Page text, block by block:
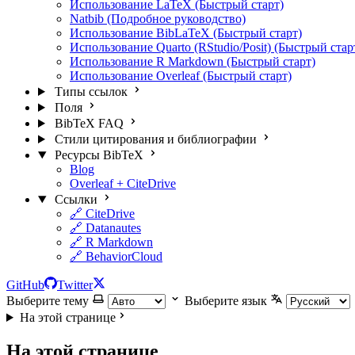
Использование LaTeX (Быстрый старт)
Natbib (Подробное руководство)
Использование BibLaTeX (Быстрый старт)
Использование Quarto (RStudio/Posit) (Быстрый
Использование R Markdown (Быстрый старт)
Использование Overleaf (Быстрый старт)
Типы ссылок
Поля
BibTeX FAQ
Стили цитирования и библиографии
Ресурсы BibTeX
Blog
Overleaf + CiteDrive
Ссылки
🔗 CiteDrive
🔗 Datanautes
🔗 R Markdown
🔗 BehaviorCloud
GitHub
Twitter
Выберите тему
Выберите язык
На этой странице